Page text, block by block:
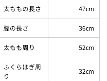
太ももの長さ 47cm
脛の長さ 36cm
太もも周り 52cm
ふくらはぎ周
り
32cm